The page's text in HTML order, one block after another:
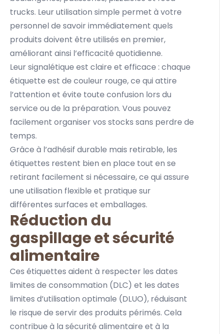
trucks. Leur utilisation simple permet à votre
personnel de savoir immédiatement quels
produits doivent être utilisés en premier,
améliorant ainsi l’efficacité quotidienne.
Leur signalétique est claire et efficace : chaque
étiquette est de couleur rouge, ce qui attire
l’attention et évite toute confusion lors du
service ou de la préparation. Vous pouvez
facilement organiser vos stocks sans perdre de
temps.
Grâce à l’adhésif durable mais retirable, les
étiquettes restent bien en place tout en se
retirant facilement si nécessaire, ce qui assure
une utilisation flexible et pratique sur
différentes surfaces et emballages.
Réduction du
gaspillage et sécurité
alimentaire
Ces étiquettes aident à respecter les dates
limites de consommation (DLC) et les dates
limites d’utilisation optimale (DLUO), réduisant
le risque de servir des produits périmés. Cela
contribue à la sécurité alimentaire et à la